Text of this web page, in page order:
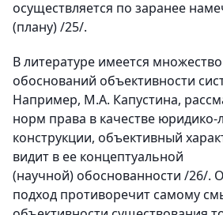
осуществляется по заранее
(плану) /25/.
В литературе имеется
обоснований объективности
Например, М.А. Капустина,
норм права в качестве юридико-
конструкции, объективный
видит в ее концептуальной
(научной) обоснованности /26/.
подход противоречит самому